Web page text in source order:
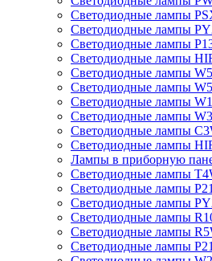
Светодиодные лампы
Светодиодные лампы
Светодиодные лампы
Светодиодные лампы
Светодиодные лампы
Светодиодные лампы
Светодиодные лампы
Светодиодные лампы
Светодиодные лампы
Светодиодные лампы
Лампы в приборную
Светодиодные лампы
Светодиодные лампы
Светодиодные лампы
Светодиодные лампы
Светодиодные лампы
Светодиодные лампы